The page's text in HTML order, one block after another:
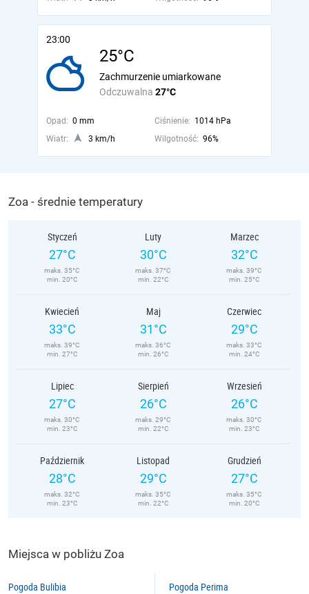
23:00
25°C
Odczuwalna 27°C
Zachmurzenie umiarkowane
Opad: 0 mm Ciśnienie: 1014 hPa
Wiatr:
3 km/h Wilgotność: 96%
Zoa - średnie temperatury
Styczeń
27°C
maks. 35°C
min. 20°C
Luty
30°C
maks. 37°C
min. 22°C
Marzec
32°C
maks. 39°C
min. 25°C
Kwiecień
33°C
maks. 39°C
min. 27°C
Maj
31°C
maks. 36°C
min. 26°C
Czerwiec
29°C
maks. 33°C
min. 24°C
Lipiec
27°C
maks. 30°C
min. 23°C
Sierpień
26°C
maks. 29°C
min. 22°C
Wrzesień
26°C
maks. 30°C
min. 23°C
Październik
28°C
maks. 32°C
min. 23°C
Listopad
29°C
maks. 35°C
min. 22°C
Grudzień
27°C
maks. 35°C
min. 20°C
Miejsca w pobliżu Zoa
Pogoda Bulibia Pogoda Perima